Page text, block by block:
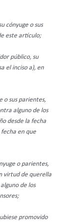
cónyuge o sus
este artículo;
público, su
el inciso a), en
o sus parientes,
alguno de los
desde la fecha
en que
o parientes,
virtud de querella
de los
promovido